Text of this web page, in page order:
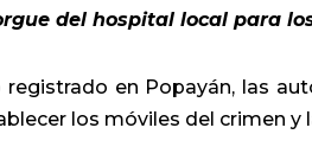
del hospital local para
en Popayán, las
los móviles del crimen y